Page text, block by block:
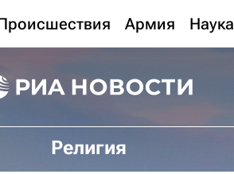
Армия Наука
Религия